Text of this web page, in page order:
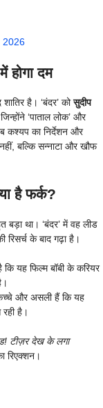
2026
होगा दम
शातिर है। ‘बंदर’ कोसुदीप
‘पाताल लोक’ और
कश्यप का निर्देशन और
नहीं, बल्कि सन्नाटा और खौफ
है फर्क?
बड़ा था। ‘बंदर’ में वह लीड
रिसर्च के बाद गढ़ा है।
कि यह फिल्म बॉबी के करियर
और असली हैं कि यह
है।
टीज़र देख के लगा
रिएक्शन।